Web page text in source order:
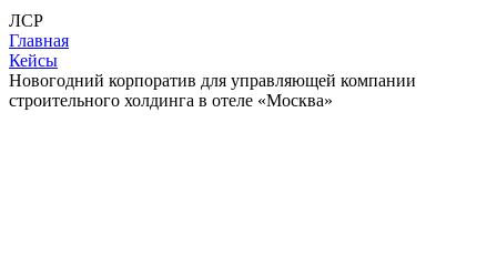
ЛСР
Главная
Кейсы
Новогодний корпоратив для управляющей компании
строительного холдинга в отеле «Москва»